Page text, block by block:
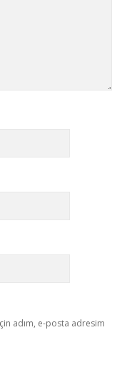
adım, e-posta adresim